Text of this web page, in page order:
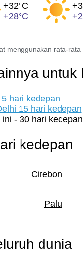
+32°C
+28°C
menggunakan rata-rata
untuk
hari kedepan
15 hari kedepan
- 30 hari kedepan
kedepan
Cirebon
Palu
dunia